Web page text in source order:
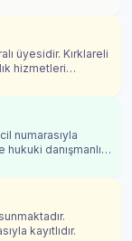
üyesidir. Kırklareli
hizmetleri
numarasıyla
hukuki danışmanlık
kayıtlıdır.